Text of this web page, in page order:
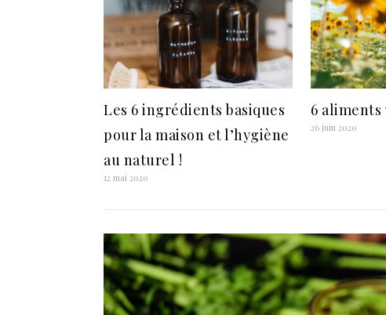
Les 6 ingrédients basiques
pour la maison et l’hygiène
au naturel !
12 mai 2020
6
26 juin 2020